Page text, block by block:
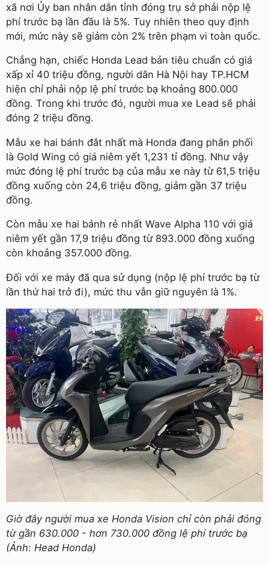
xã nơi Ủy ban nhân dân tỉnh đóng trụ sở phải nộp lệ
phí trước bạ lần đầu là 5%. Tuy nhiên theo quy định
mới, mức này sẽ giảm còn 2% trên phạm vi toàn quốc.
Chẳng hạn, chiếc Honda Lead bản tiêu chuẩn có giá
xấp xỉ 40 triệu đồng, người dân Hà Nội hay TP.HCM
hiện chỉ phải nộp lệ phí trước bạ khoảng 800.000
đồng. Trong khi trước đó, người mua xe Lead sẽ phải
đóng 2 triệu đồng.
Mẫu xe hai bánh đắt nhất mà Honda đang phân phối
là Gold Wing có giá niêm yết 1,231 tỉ đồng. Như vậy
mức đóng lệ phí trước bạ của mẫu xe này từ 61,5 triệu
đồng xuống còn 24,6 triệu đồng, giảm gần 37 triệu
đồng.
Còn mẫu xe hai bánh rẻ nhất Wave Alpha 110 với giá
niêm yết gần 17,9 triệu đồng từ 893.000 đồng xuống
còn khoảng 357.000 đồng.
Đối với xe máy đã qua sử dụng (nộp lệ phí trước bạ từ
lần thứ hai trở đi), mức thu vẫn giữ nguyên là 1%.
Giờ đây người mua xe Honda Vision chỉ còn phải đóng
từ gần 630.000 - hơn 730.000 đồng lệ phí trước bạ
(Ảnh: Head Honda)